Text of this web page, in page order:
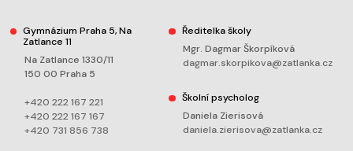
Gymnázium Praha 5, Na
Zatlance 11
Na Zatlance 1330/11
150 00 Praha 5
+420 222 167 221
+420 222 167 167
+420 731 856 738
Ředitelka školy
Mgr. Dagmar Škorpíková
dagmar.skorpikova@zatlanka.cz
Školní psycholog
Daniela Zierisová
daniela.zierisova@zatlanka.cz